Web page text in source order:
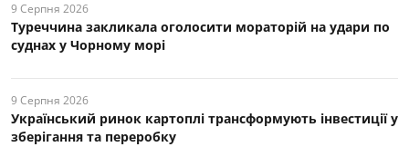
9 Серпня 2026
Туреччина закликала оголосити мораторій на удари по
суднах у Чорному морі
9 Серпня 2026
Український ринок картоплі трансформують інвестиції у
зберігання та переробку